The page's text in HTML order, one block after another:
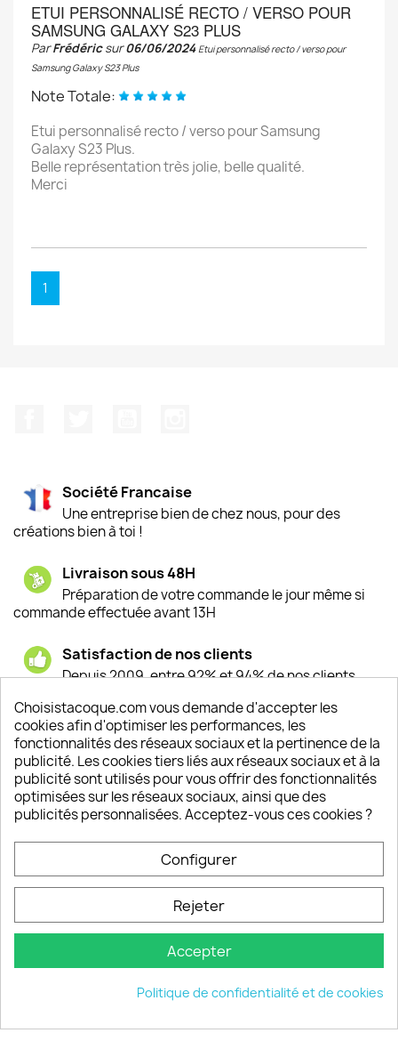
ETUI PERSONNALISÉ RECTO / VERSO POUR
SAMSUNG GALAXY S23 PLUS
ParFrédéricsur06/06/2024 Etui personnalisé recto / verso pour
Samsung Galaxy S23 Plus
Note Totale:
Etui personnalisé recto / verso pour Samsung
Galaxy S23 Plus.
Belle représentation très jolie, belle qualité.
Merci
1
Société Francaise
Une entreprise bien de chez nous, pour des
créations bien à toi !
Livraison sous 48H
Préparation de votre commande le jour même si
commande effectuée avant 13H
Satisfaction de nos clients
Depuis 2009, entre 92% et 94% de nos clients
Un SAV à votre écoute
Notre SAV est disponible 6/7J de 10h à 18H

INFORMATIONS 
VOTRE COMPTE 
INFORMATIONS keyboard_arrow_down
© 2026 - choisistacoque.com
Choisistacoque.com vous demande d'accepter les
cookies afin d'optimiser les performances, les
fonctionnalités des réseaux sociaux et la pertinence de la
publicité. Les cookies tiers liés aux réseaux sociaux et à la
publicité sont utilisés pour vous offrir des fonctionnalités
optimisées sur les réseaux sociaux, ainsi que des
publicités personnalisées. Acceptez-vous ces cookies ?
Configurer
Rejeter
Accepter
Politique de confidentialité et de cookies